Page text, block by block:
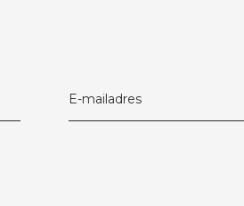
E-mailadres